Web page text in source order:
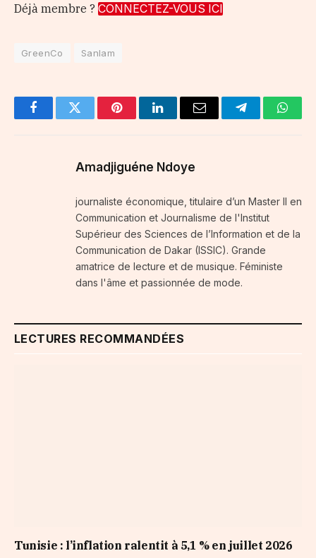
Déjà membre ? CONNECTEZ-VOUS ICI
GreenCo Sanlam
FacebookTwitter PinterestLinkedInEmail Telegram
Amadjiguéne Ndoye
journaliste économique, titulaire d’un Master II en
Communication et Journalisme de l'Institut
Supérieur des Sciences de l’Information et de la
Communication de Dakar (ISSIC). Grande
amatrice de lecture et de musique. Féministe
dans l'âme et passionnée de mode.
LECTURES RECOMMANDÉES
Tunisie : l’inflation ralentit à 5,1 % en juillet 2026